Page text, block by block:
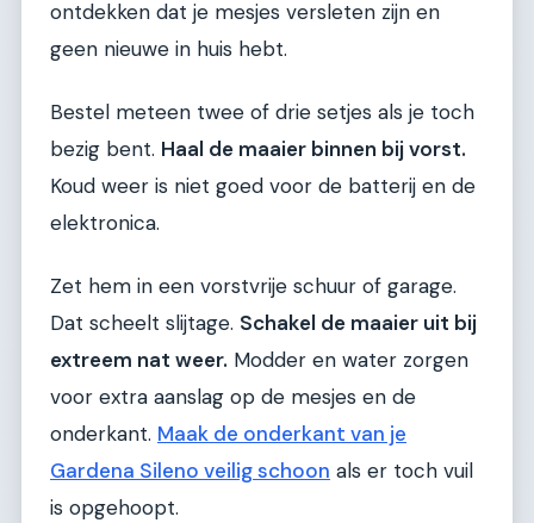
ontdekken dat je mesjes versleten zijn en
geen nieuwe in huis hebt.
Bestel meteen twee of drie setjes als je toch
bezig bent. Haal de maaier binnen bij vorst.
Koud weer is niet goed voor de batterij en de
elektronica.
Zet hem in een vorstvrije schuur of garage.
Dat scheelt slijtage. Schakel de maaier uit bij
extreem nat weer. Modder en water zorgen
voor extra aanslag op de mesjes en de
onderkant. Maak de onderkant van je
Gardena Sileno veilig schoon als er toch vuil
is opgehoopt.